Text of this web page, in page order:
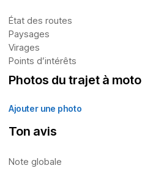
État des routes
Paysages
Virages
Points d’intérêts
Photos du trajet à moto
Ajouter une photo
Ton avis
Note globale